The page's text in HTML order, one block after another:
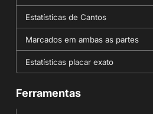
Estatísticas de Cantos
Marcados em ambas as partes
Estatísticas placar exato
Ferramentas